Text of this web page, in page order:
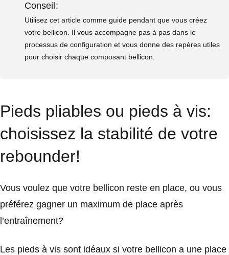
Conseil:
Utilisez cet article comme guide pendant que vous créez
votre bellicon. Il vous accompagne pas à pas dans le
processus de configuration et vous donne des repères utiles
pour choisir chaque composant bellicon.
Pieds pliables ou pieds à vis:
choisissez la stabilité de votre
rebounder!
Vous voulez que votre bellicon reste en place, ou vous
préférez gagner un maximum de place après
l’entraînement?
Les pieds à vis sont idéaux si votre bellicon a une place